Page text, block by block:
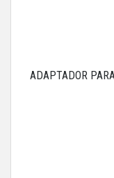
ADAPTADOR